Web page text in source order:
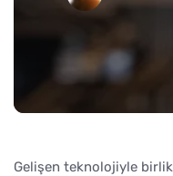
Gelişen teknolojiyle